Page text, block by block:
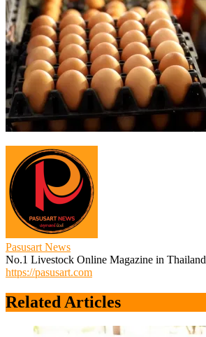
Pasusart News
No.1 Livestock Online Magazine in Thailand
https://pasusart.com
Related Articles